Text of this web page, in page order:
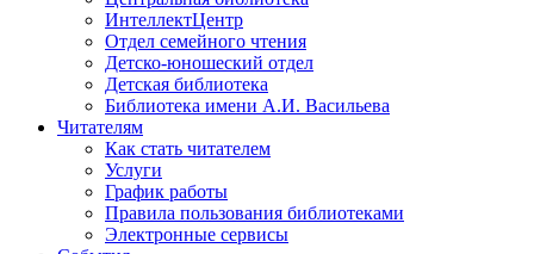
ИнтеллектЦентр
Отдел семейного чтения
Детско-юношеский отдел
Детская библиотека
Библиотека имени А.И. Васильева
Читателям
Как стать читателем
Услуги
График работы
Правила пользования библиотеками
Электронные сервисы